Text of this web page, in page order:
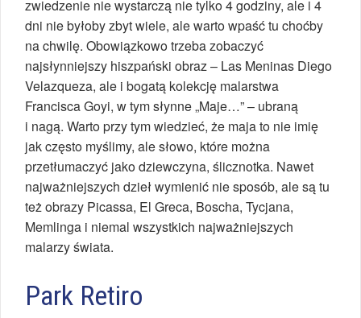
zwiedzenie nie wystarczą nie tylko 4 godziny, ale i 4
dni nie byłoby zbyt wiele, ale warto wpaść tu choćby
na chwilę. Obowiązkowo trzeba zobaczyć
najsłynniejszy hiszpański obraz – Las Meninas Diego
Velazqueza, ale i bogatą kolekcję malarstwa
Francisca Goyi, w tym słynne „Maje…” – ubraną
i nagą. Warto przy tym wiedzieć, że maja to nie imię
jak często myślimy, ale słowo, które można
przetłumaczyć jako dziewczyna, ślicznotka. Nawet
najważniejszych dzieł wymienić nie sposób, ale są tu
też obrazy Picassa, El Greca, Boscha, Tycjana,
Memlinga i niemal wszystkich najważniejszych
malarzy świata.
Park Retiro